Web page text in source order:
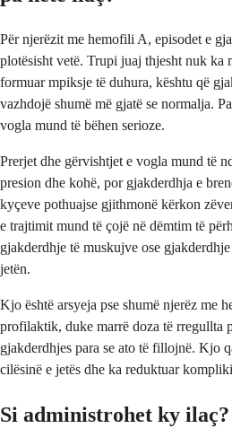
Për njerëzit me hemofili A, episodet e
plotësisht vetë. Trupi juaj thjesht nuk
formuar mpiksje të duhura, kështu që
vazhdojë shumë më gjatë se normalja.
vogla mund të bëhen serioze.
Prerjet dhe gërvishtjet e vogla mund të
presion dhe kohë, por gjakderdhja e
kyçeve pothuajse gjithmonë kërkon
e trajtimit mund të çojë në dëmtim të
gjakderdhje të muskujve ose
jetën.
Kjo është arsyeja pse shumë njerëz me
profilaktik, duke marrë doza të rregullta
gjakderdhjes para se ato të fillojnë. Kjo
cilësinë e jetës dhe ka reduktuar
Si administrohet ky ilaç?